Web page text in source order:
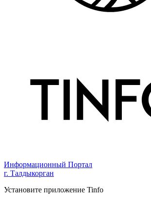
Информационный Портал
г. Талдыкорган
Установите приложение Tinfo